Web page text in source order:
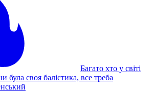
Багато хто у світі
була своя балістика, все треба